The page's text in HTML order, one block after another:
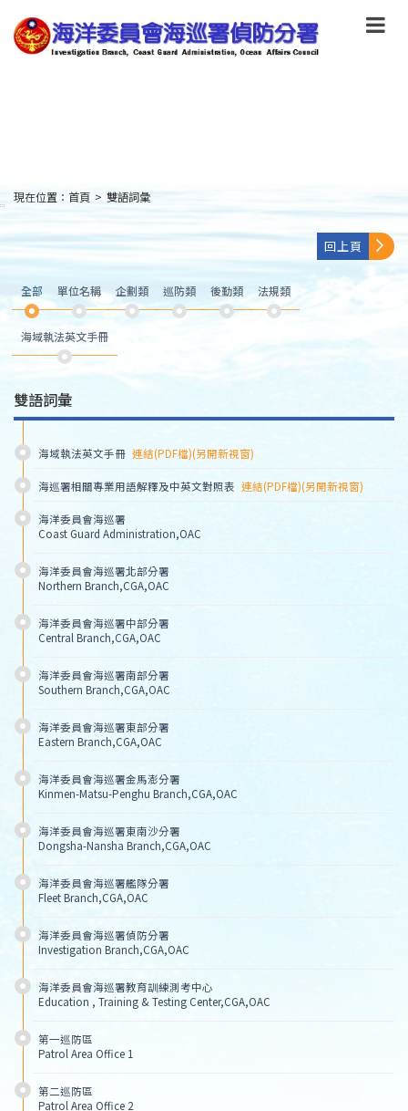
到
主
要
:::
現在位置： 首頁 > 雙語詞彙
回上頁
全部 單位名稱 企劃類 巡防類 後勤類 法規類
海域執法英文手冊
雙語詞彙
海域執法英文手冊 連結(PDF檔)(另開新視窗)
海巡署相關專業用語解釋及中英文對照表 連結(PDF檔)(另開新視窗)
海洋委員會海巡署
Coast Guard Administration,OAC
海洋委員會海巡署北部分署
Northern Branch,CGA,OAC
海洋委員會海巡署中部分署
Central Branch,CGA,OAC
海洋委員會海巡署南部分署
Southern Branch,CGA,OAC
海洋委員會海巡署東部分署
Eastern Branch,CGA,OAC
海洋委員會海巡署金馬澎分署
Kinmen-Matsu-Penghu Branch,CGA,OAC
海洋委員會海巡署東南沙分署
Dongsha-Nansha Branch,CGA,OAC
海洋委員會海巡署艦隊分署
Fleet Branch,CGA,OAC
海洋委員會海巡署偵防分署
Investigation Branch,CGA,OAC
海洋委員會海巡署教育訓練測考中心
Education , Training & Testing Center,CGA,OAC
第一巡防區
Patrol Area Office 1
第二巡防區
Patrol Area Office 2